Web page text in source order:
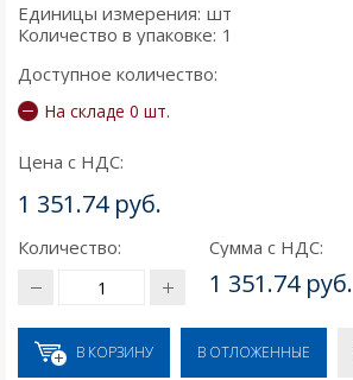
Единицы измерения: шт
Количество в упаковке: 1
Доступное количество:
На складе 0 шт.
Цена с НДС:
1 351.74 руб.
Количество: Сумма с НДС:
1 351.74 руб.
В КОРЗИНУ В ОТЛОЖЕННЫЕ